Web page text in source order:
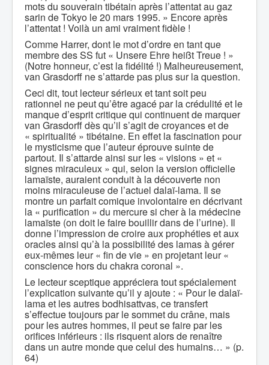
mots du souverain tibétain après l’attentat au gaz
sarin de Tokyo le 20 mars 1995. » Encore après
l’attentat ! Voilà un ami vraiment fidèle !
Comme Harrer, dont le mot d’ordre en tant que
membre des SS fut « Unsere Ehre heißt Treue ! »
(Notre honneur, c’est la fidélité !) Malheureusement,
van Grasdorff ne s’attarde pas plus sur la question.
Ceci dit, tout lecteur sérieux et tant soit peu
rationnel ne peut qu’être agacé par la crédulité et le
manque d’esprit critique qui continuent de marquer
van Grasdorff dès qu’il s’agit de croyances et de
« spiritualité » tibétaine. En effet la fascination pour
le mysticisme que l’auteur éprouve suinte de
partout. Il s’attarde ainsi sur les « visions » et «
signes miraculeux » qui, selon la version officielle
lamaïste, auraient conduit à la découverte non
moins miraculeuse de l’actuel dalaï-lama. Il se
montre un parfait comique involontaire en décrivant
la « purification » du mercure si cher à la médecine
lamaïste (on doit le faire bouillir dans de l’urine). Il
donne l’impression de croire aux prophéties et aux
oracles ainsi qu’à la possibilité des lamas à gérer
eux-mêmes leur « fin de vie » en projetant leur «
conscience hors du chakra coronal ».
Le lecteur sceptique appréciera tout spécialement
l’explication suivante qu’il y ajoute : « Pour le dalaï-
lama et les autres bodhisattvas, ce transfert
s’effectue toujours par le sommet du crâne, mais
pour les autres hommes, il peut se faire par les
orifices inférieurs : ils risquent alors de renaître
dans un autre monde que celui des humains… » (p.
64)